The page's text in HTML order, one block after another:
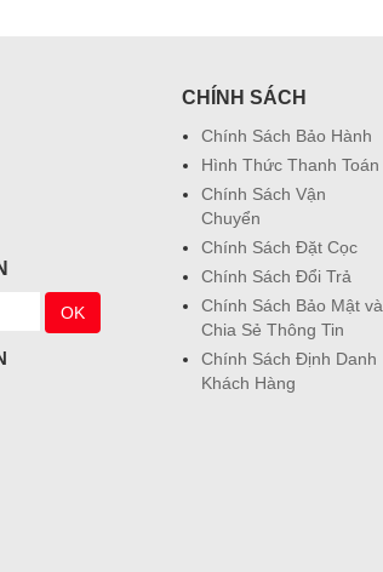
CHÍNH SÁCH
Chính Sách Bảo Hành
Hình Thức Thanh Toán
Chính Sách Vận
Chuyển
Chính Sách Đặt Cọc
Chính Sách Đổi Trả
Chính Sách Bảo Mật và
Chia Sẻ Thông Tin
Chính Sách Định Danh
Khách Hàng